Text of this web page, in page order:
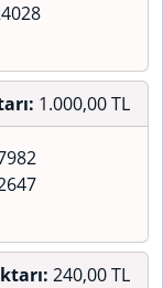
1.000,00 TL
240,00 TL